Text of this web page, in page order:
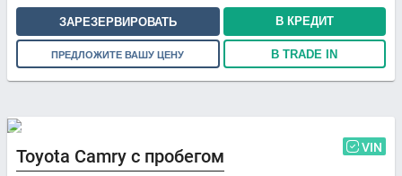
ЗАРЕЗЕРВИРОВАТЬ В КРЕДИТ
ПРЕДЛОЖИТЕ ВАШУ ЦЕНУ В TRADE IN
Toyota Camry с пробегом VIN